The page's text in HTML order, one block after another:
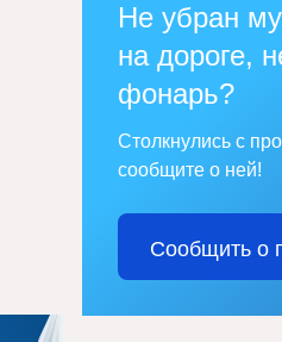
Не убран
на дороге,
фонарь?
Столкнулись с
сообщите о ней!
Сообщить о